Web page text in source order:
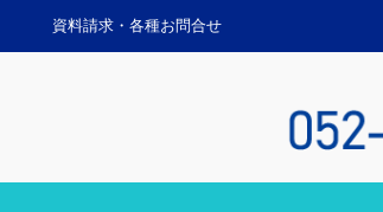
資料請求・各種お問合せ